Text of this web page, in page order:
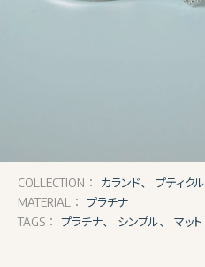
COLLECTION： カランド、 プティクル
MATERIAL： プラチナ
TAGS： プラチナ、 シンプル、 マット